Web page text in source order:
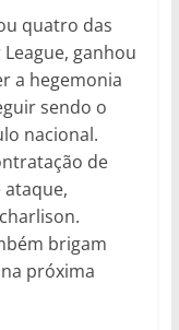
quatro das
ganhou
a hegemonia
sendo o
nacional.
de
ataque,
brigam
próxima